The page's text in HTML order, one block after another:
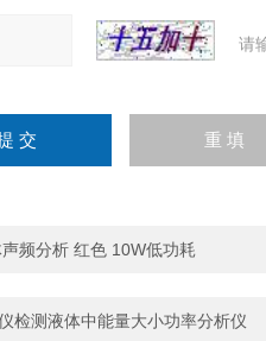
请
频分析 红色 10W低功耗
检测液体中能量大小功率分析仪